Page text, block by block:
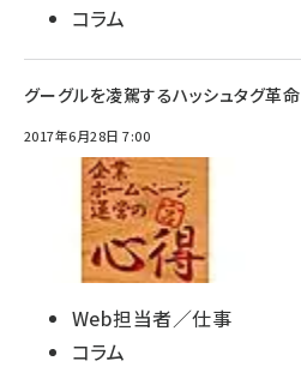
コラム
グーグルを凌駕するハッシュタグ革命
2017年6月28日 7:00
Web担当者／仕事
コラム